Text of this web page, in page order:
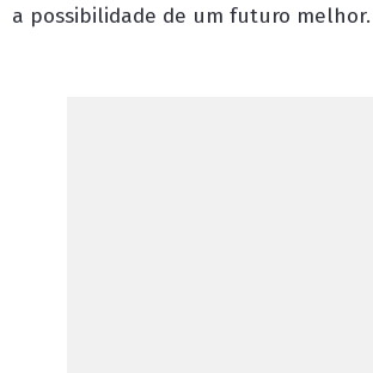
a possibilidade de um futuro melhor.